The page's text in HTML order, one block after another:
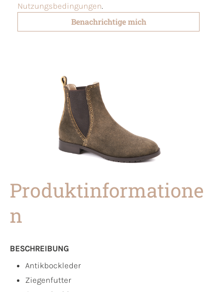
Nutzungsbedingungen.
Benachrichtige mich
Produktinformatione
n
BESCHREIBUNG
Antikbockleder
Ziegenfutter